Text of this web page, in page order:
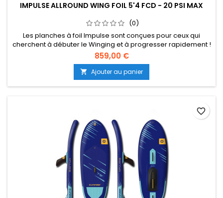
IMPULSE ALLROUND WING FOIL 5'4 FCD - 20 PSI MAX
(0)
Les planches à foil Impulse sont conçues pour ceux qui
cherchent à débuter le Winging et à progresser rapidement !
Avec leur grande largeur, leur volume généreux et leur
construction gonflable, ces planches sont super stables sous
les pieds et rapides à décoller. Le nez à bascule a un coup
de pied s... (Suite dessous)
859,00 €
 Ajouter au panier
favorite_border